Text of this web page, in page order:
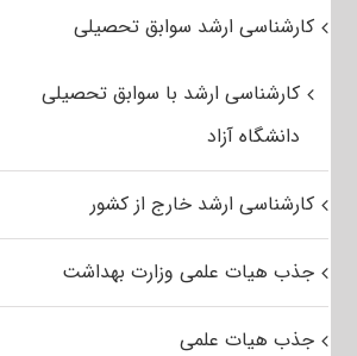
کارشناسی ارشد سوابق تحصیلی
کارشناسی ارشد با سوابق تحصیلی
دانشگاه آزاد
کارشناسی ارشد خارج از کشور
جذب هیات علمی وزارت بهداشت
جذب هیات علمی